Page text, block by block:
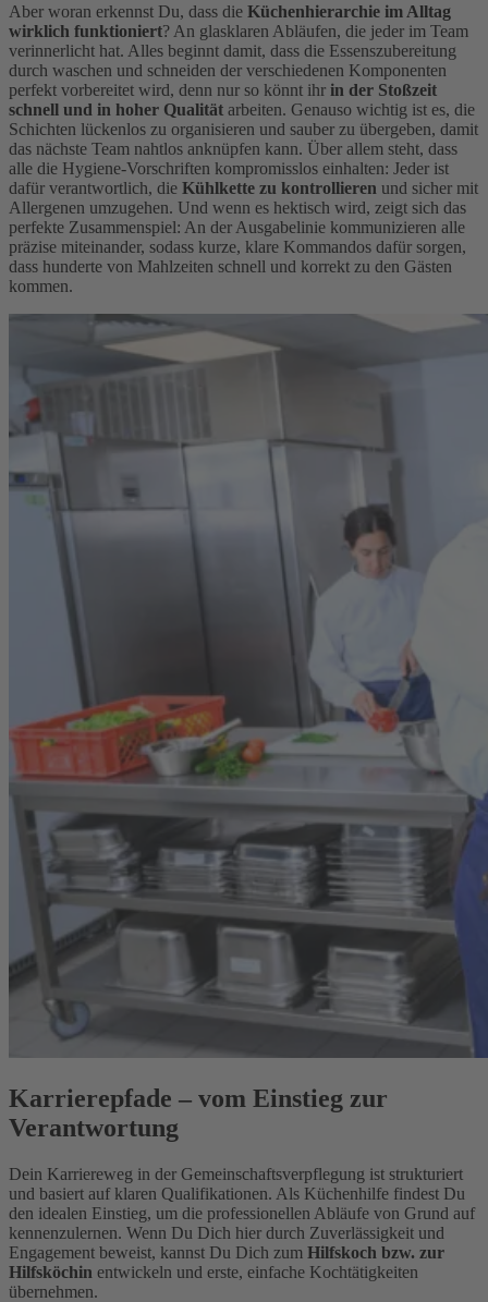
Aber woran erkennst Du, dass die Küchenhierarchie im Alltag
wirklich funktioniert? An glasklaren Abläufen, die jeder im Team
verinnerlicht hat. Alles beginnt damit, dass die Essenszubereitung
durch waschen und schneiden der verschiedenen Komponenten
perfekt vorbereitet wird, denn nur so könnt ihr in der Stoßzeit
schnell und in hoher Qualität arbeiten. Genauso wichtig ist es, die
Schichten lückenlos zu organisieren und sauber zu übergeben, damit
das nächste Team nahtlos anknüpfen kann. Über allem steht, dass
alle die Hygiene-Vorschriften kompromisslos einhalten: Jeder ist
dafür verantwortlich, die Kühlkette zu kontrollieren und sicher mit
Allergenen umzugehen. Und wenn es hektisch wird, zeigt sich das
perfekte Zusammenspiel: An der Ausgabelinie kommunizieren alle
präzise miteinander, sodass kurze, klare Kommandos dafür sorgen,
dass hunderte von Mahlzeiten schnell und korrekt zu den Gästen
kommen.
Karrierepfade – vom Einstieg zur
Verantwortung
Dein Karriereweg in der Gemeinschaftsverpflegung ist strukturiert
und basiert auf klaren Qualifikationen. Als Küchenhilfe findest Du
den idealen Einstieg, um die professionellen Abläufe von Grund auf
kennenzulernen. Wenn Du Dich hier durch Zuverlässigkeit und
Engagement beweist, kannst Du Dich zum Hilfskoch bzw. zur
Hilfsköchin entwickeln und erste, einfache Kochtätigkeiten
übernehmen.